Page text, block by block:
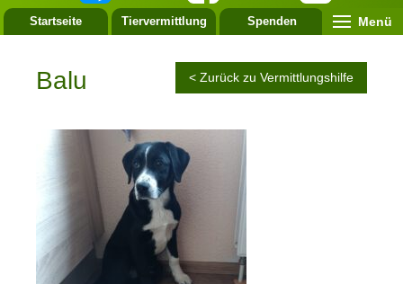
Startseite Tiervermittlung Spenden Menü
Balu < Zurück zu Vermittlungshilfe